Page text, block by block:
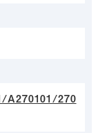
A270101/270